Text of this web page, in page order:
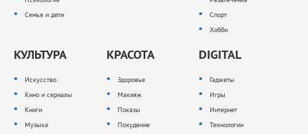
Семья и дети
Спорт
Хобби
КУЛЬТУРА
Искусство
Кино и сериалы
Книги
Музыка
КРАСОТА
Здоровье
Макияж
Показы
Похудение
DIGITAL
Гаджеты
Игры
Интернет
Технологии